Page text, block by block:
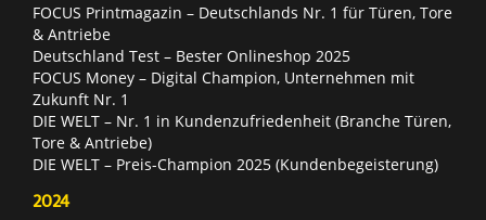
FOCUS Printmagazin – Deutschlands Nr. 1 für Türen, Tore
& Antriebe
Deutschland Test – Bester Onlineshop 2025
FOCUS Money – Digital Champion, Unternehmen mit
Zukunft Nr. 1
DIE WELT – Nr. 1 in Kundenzufriedenheit (Branche Türen,
Tore & Antriebe)
DIE WELT – Preis-Champion 2025 (Kundenbegeisterung)
2024